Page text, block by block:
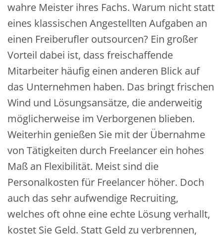
wahre Meister ihres Fachs. Warum nicht statt
eines klassischen Angestellten Aufgaben an
einen Freiberufler outsourcen? Ein großer
Vorteil dabei ist, dass freischaffende
Mitarbeiter häufig einen anderen Blick auf
das Unternehmen haben. Das bringt frischen
Wind und Lösungsansätze, die anderweitig
möglicherweise im Verborgenen blieben.
Weiterhin genießen Sie mit der Übernahme
von Tätigkeiten durch Freelancer ein hohes
Maß an Flexibilität. Meist sind die
Personalkosten für Freelancer höher. Doch
auch das sehr aufwendige Recruiting,
welches oft ohne eine echte Lösung verhallt,
kostet Sie Geld. Statt Geld zu verbrennen,